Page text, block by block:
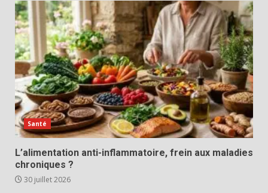
Santé
L’alimentation anti-inflammatoire, frein aux maladies
chroniques ?
30 juillet 2026